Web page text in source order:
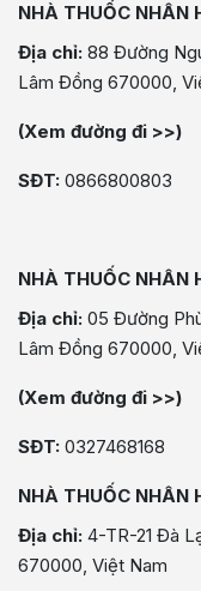
NHÀ THUỐC NHÂN
Địa chỉ: 88 Đường
Lâm Đồng 670000,
(Xem đường đi >>)
SĐT: 0866800803
NHÀ THUỐC NHÂN
Địa chỉ: 05 Đường
Lâm Đồng 670000,
(Xem đường đi >>)
SĐT: 0327468168
NHÀ THUỐC NHÂN
Địa chỉ: 4-TR-21 Đà
670000, Việt Nam